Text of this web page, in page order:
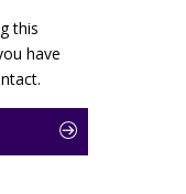
this
have